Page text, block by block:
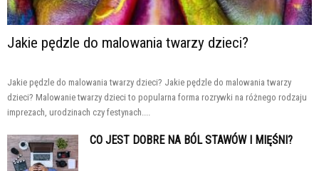
Jakie pędzle do malowania twarzy dzieci?
Jakie pędzle do malowania twarzy dzieci? Jakie pędzle do malowania twarzy
dzieci? Malowanie twarzy dzieci to popularna forma rozrywki na różnego rodzaju
imprezach, urodzinach czy festynach....
CO JEST DOBRE NA BÓL STAWÓW I MIĘŚNI?